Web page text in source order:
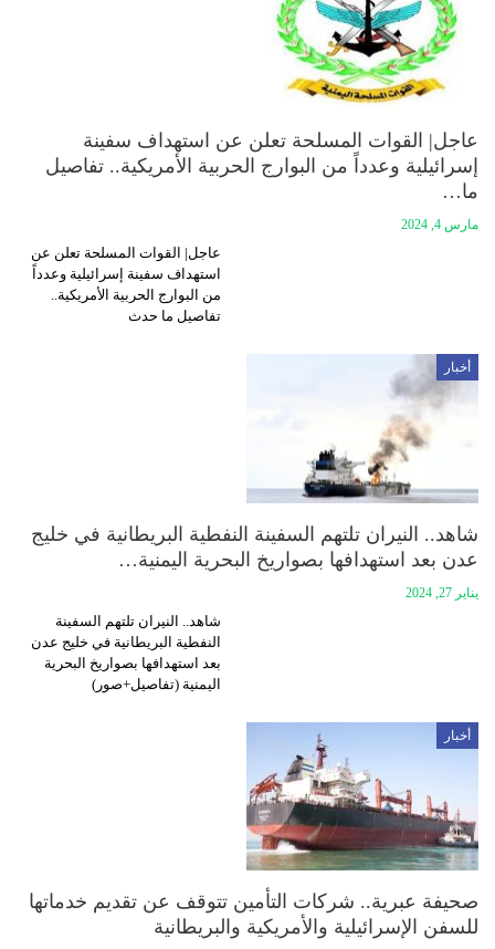
عاجل| القوات المسلحة تعلن عن استهداف سفينة
إسرائيلية وعدداً من البوارج الحربية الأمريكية.. تفاصيل
ما…
مارس 4, 2024
عاجل| القوات المسلحة تعلن عن
استهداف سفينة إسرائيلية وعدداً
من البوارج الحربية الأمريكية..
تفاصيل ما حدث
أخبار
شاهد.. النيران تلتهم السفينة النفطية البريطانية في خليج
عدن بعد استهدافها بصواريخ البحرية اليمنية…
يناير 27, 2024
شاهد.. النيران تلتهم السفينة
النفطية البريطانية في خليج عدن
بعد استهدافها بصواريخ البحرية
اليمنية (تفاصيل+صور)
أخبار
صحيفة عبرية.. شركات التأمين تتوقف عن تقديم خدماتها
للسفن الإسرائيلية والأمريكية والبريطانية